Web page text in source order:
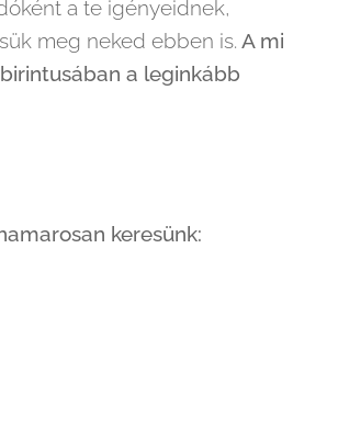
a te igényeidnek,
meg neked ebben is. A mi
a leginkább
keresünk: